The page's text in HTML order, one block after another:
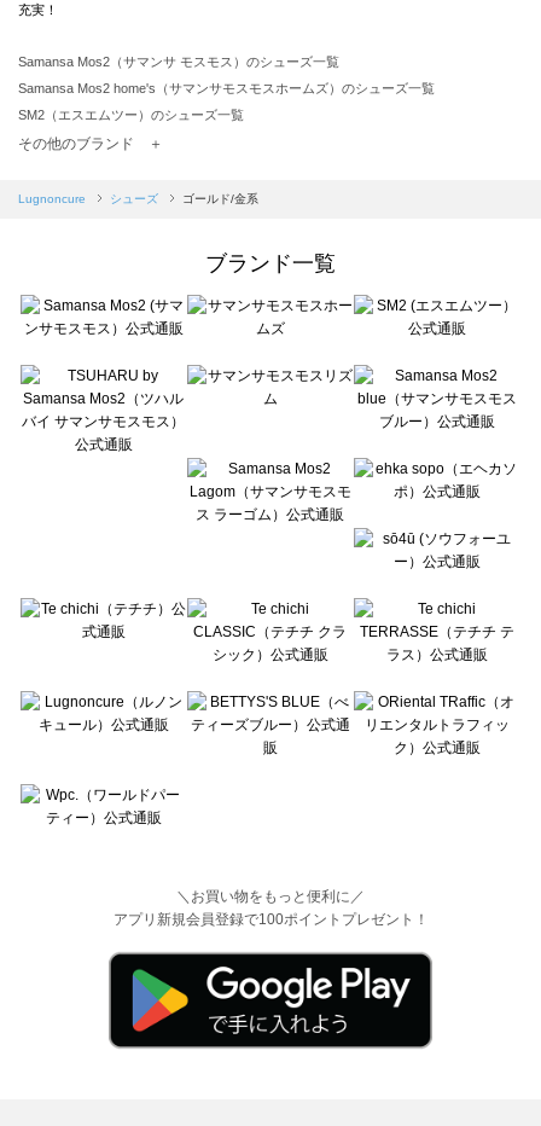
充実！
Samansa Mos2（サマンサ モスモス）のシューズ一覧
Samansa Mos2 home's（サマンサモスモスホームズ）のシューズ一覧
SM2（エスエムツー）のシューズ一覧
TSUHARU by Samansa Mos2（ツハルバイサマンサモスモス）のシューズ一覧
Samansa Mos2 blue（サマンサモスモス ブルー）のシューズ一覧
sō4ū（ソウフォーユー）のシューズ一覧
Te chichi（テチチ）のシューズ一覧
Te chichi CLASSIC（テチチ クラシック）のシューズ一覧
Lugnoncure（ルノンキュール）のシューズ一覧
BETTY'S BLUE（べティーズブルー）のシューズ一覧
Wpc.（ワールドパーティー）のシューズ一覧
その他のブランド ＋
Lugnoncure シューズ ゴールド/金系
ブランド一覧
＼お買い物をもっと便利に／
アプリ新規会員登録で100ポイントプレゼント！